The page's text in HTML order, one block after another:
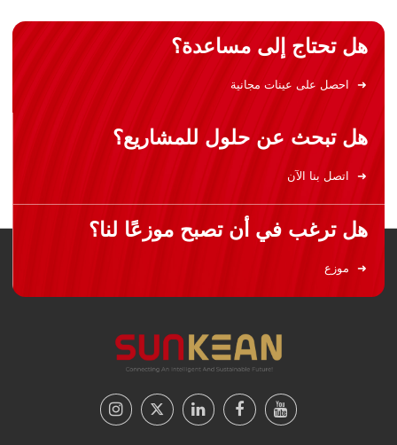
هل تحتاج إلى مساعدة؟
احصل على عينات مجانية
هل تبحث عن حلول للمشاريع؟
اتصل بنا الآن
هل ترغب في أن تصبح موزعًا لنا؟
موزع